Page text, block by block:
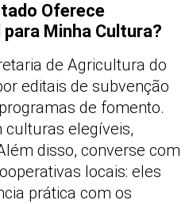
Oferece
Minha Cultura?
de Agricultura do
editais de subvenção
de fomento.
culturas elegíveis,
disso, converse com
locais: eles
prática com os